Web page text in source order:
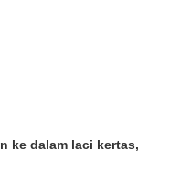
ke dalam laci kertas,